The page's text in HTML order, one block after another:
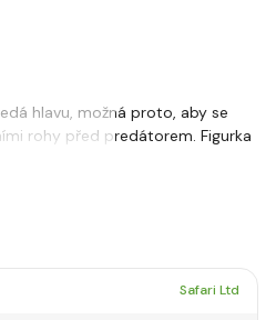
hlavu, možná proto, aby se
rohy před predátorem. Figurka
Safari Ltd